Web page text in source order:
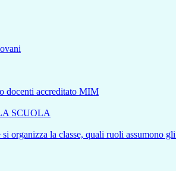
docenti accreditato MIM
SCUOLA
organizza la classe, quali ruoli assumono